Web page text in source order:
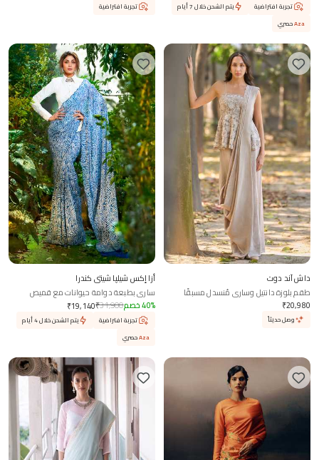
تجربة افتراضية
يتم الشحن خلال 7 أيام
Azaحصري
تجربة افتراضية
داش آند دوت
طقم بلوزة دانتيل وساري مُنسدل مسبقًا
₹20,980
وصل حديثاً
أزا إكس شيلپا شيتي كندرا
ساري بطبعة دوامة حيوانات مع قميص
₹19,140₹31,900 40% خصم
تجربة افتراضية
يتم الشحن خلال 4 أيام
Azaحصري